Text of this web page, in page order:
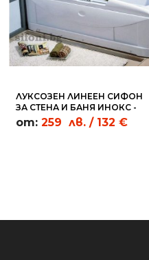
ЛУКСОЗЕН ЛИНЕЕН СИФОН
ЗА СТЕНА И БАНЯ ИНОКС -
WL05
от:259 лв. / 132 €